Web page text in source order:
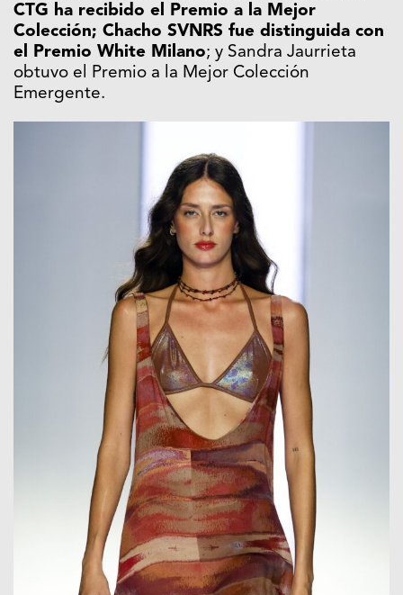
CTG ha recibido el Premio a la Mejor
Colección; Chacho SVNRS fue distinguida con
el Premio White Milano; y Sandra Jaurrieta
obtuvo el Premio a la Mejor Colección
Emergente.